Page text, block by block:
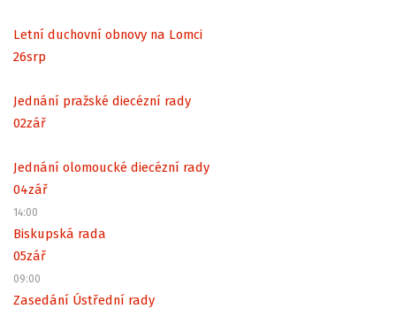
Letní duchovní obnovy na Lomci
26srp
Jednání pražské diecézní rady
02zář
Jednání olomoucké diecézní rady
04zář
14:00
Biskupská rada
05zář
09:00
Zasedání Ústřední rady